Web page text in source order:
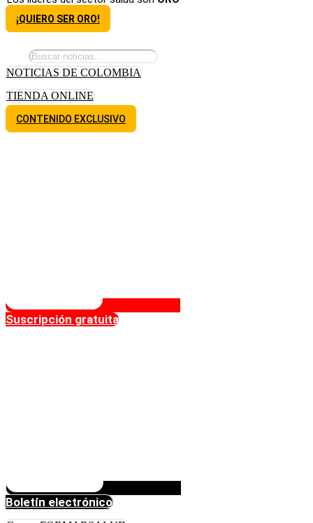
¡QUIERO SER ORO!
NOTICIAS DE COLOMBIA
TIENDA ONLINE
CONTENIDO EXCLUSIVO
Suscripción gratuita
Boletín electrónico